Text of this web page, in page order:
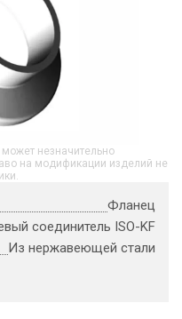
незначительно
на модификации изделий не
Фланец
соединитель ISO-KF
Из нержавеющей стали